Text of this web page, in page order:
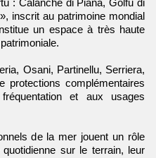
: Calanche di Piana, Golfu di
inscrit au patrimoine mondial
un espace à très haute
Osani, Partinellu, Serriera,
complémentaires
et aux usages
de la mer jouent un rôle
sur le terrain, leur